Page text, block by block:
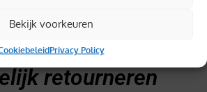
Bekijk voorkeuren
Privacy Policy
retourneren